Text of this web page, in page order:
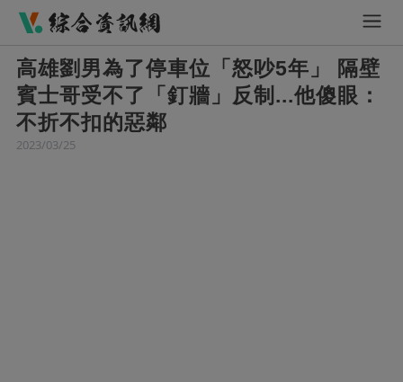
高雄劉男為了停車位「怒吵5年」 隔壁
賓士哥受不了「釘牆」反制...他傻眼：
不折不扣的惡鄰
2023/03/25